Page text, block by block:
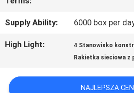
SKONTAKTUJ
SIĘ
Z
Supply Ability: 6000 box per
High Light: 4 Stanowisko
Rakietka sieciowa
NAJLEPSZA